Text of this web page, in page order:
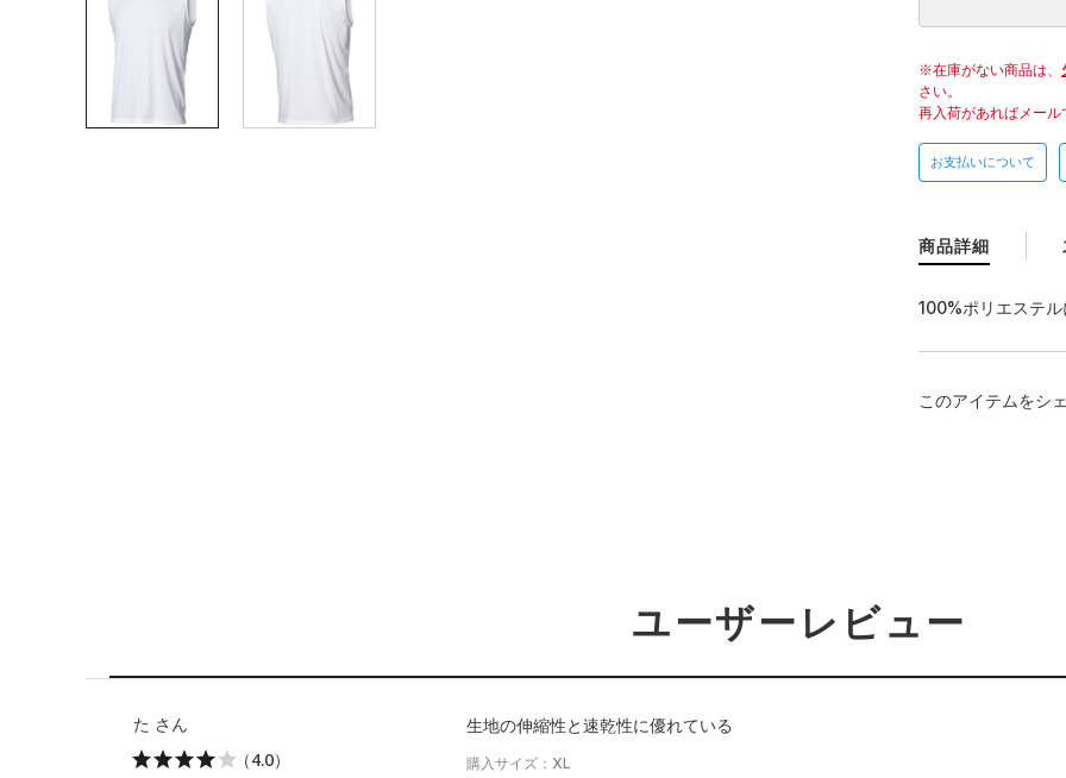
在庫がない商品は、
さい。
再入荷があればメー
お支払いについて
商品詳細
100%ポリエステ
このアイテムをシ
ユーザーレビュー
た さん
（4.0）
生地の伸縮性と速乾性に優れている
購入サイズ：XL